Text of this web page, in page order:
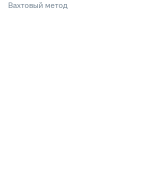
Вахтовый метод